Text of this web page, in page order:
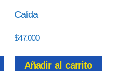
Calida
$47.000
Añadir al carrito